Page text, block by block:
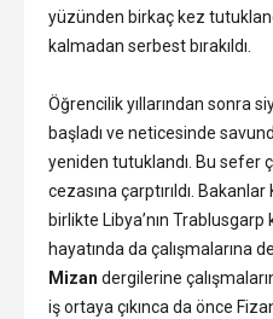
yüzünden birkaç kez
kalmadan serbest bırakıldı.
Öğrencilik yıllarından sonra
başladı ve neticesinde
yeniden tutuklandı. Bu sefer
cezasına çarptırıldı.
birlikte Libya’nın
hayatında da çalışmalarına
Mizan dergilerine
iş ortaya çıkınca da önce